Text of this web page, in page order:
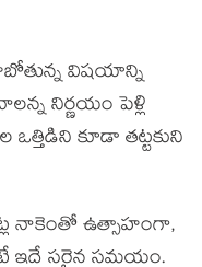
విష‌యాన్ని
నిర్ణ‌యం పెళ్లి
కూడా త‌ట్ట‌కుని
నాకెంతో ఉత్సాహంగా,
ఇదే సరైన స‌మ‌యం.